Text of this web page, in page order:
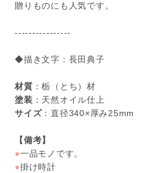
贈りものにも人気です。
----------------
◆描き文字：長田典子
材質 ：栃（とち）材
塗装 ：天然オイル仕上
サイズ：直径340×厚み25mm
【備考】
●一品モノです。
●掛け時計